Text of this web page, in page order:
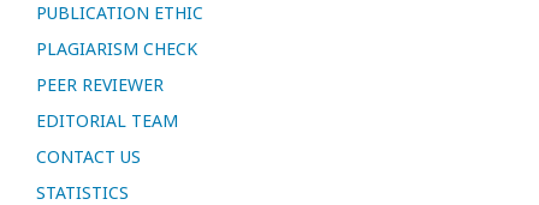
PUBLICATION ETHIC
PLAGIARISM CHECK
PEER REVIEWER
EDITORIAL TEAM
CONTACT US
STATISTICS